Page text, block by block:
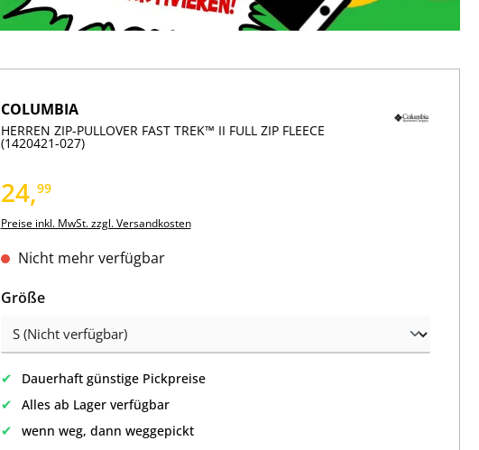
COLUMBIA
HERREN ZIP-PULLOVER FAST TREK™ II FULL ZIP FLEECE
(1420421-027)
24,99
Preise inkl. MwSt. zzgl. Versandkosten
Nicht mehr verfügbar
Größeauswählen
✔ Dauerhaft günstige Pickpreise
✔ Alles ab Lager verfügbar
✔ wenn weg, dann weggepickt